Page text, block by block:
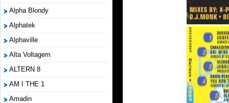
Alpha Blondy
Alphatek
Alphaville
Alta Voltagem
ALTERN 8
AM I THE 1
Amadin